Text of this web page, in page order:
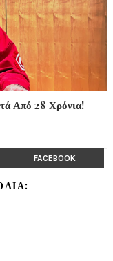
Από 28 Χρόνια!
FACEBOOK